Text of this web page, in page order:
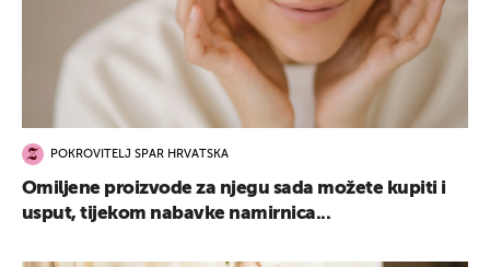
POKROVITELJ SPAR HRVATSKA
Omiljene proizvode za njegu sada možete kupiti i
usput, tijekom nabavke namirnica...